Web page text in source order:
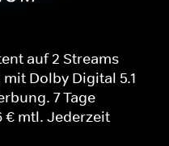
auf 2 Streams
Dolby Digital 5.1
7 Tage
€ mtl. Jederzeit